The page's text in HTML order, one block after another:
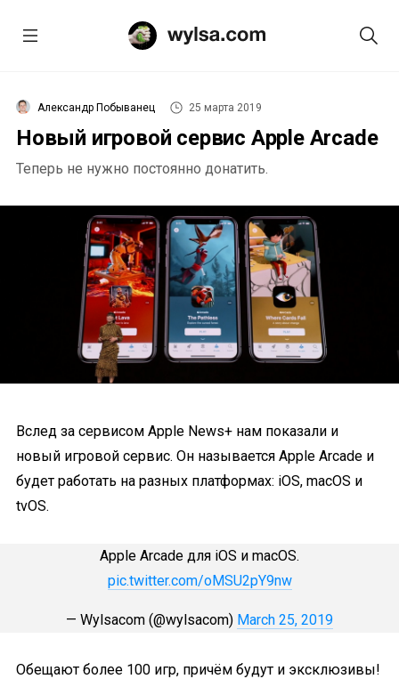
Александр Побыванец 25 марта 2019
Новый игровой сервис Apple Arcade
Теперь не нужно постоянно донатить.
Вслед за сервисом Apple News+ нам показали и
новый игровой сервис. Он называется Apple Arcade и
будет работать на разных платформах: iOS, macOS и
tvOS.
Apple Arcade для iOS и macOS.
pic.twitter.com/oMSU2pY9nw
— Wylsacom (@wylsacom) March 25, 2019
Обещают более 100 игр, причём будут и эксклюзивы!